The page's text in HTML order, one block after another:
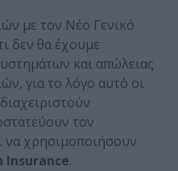
με τον Νέο Γενικό
δεν θα έχουμε
και απώλειας
για το λόγο αυτό οι
τον
να χρησιμοποιήσουν
Insurance.